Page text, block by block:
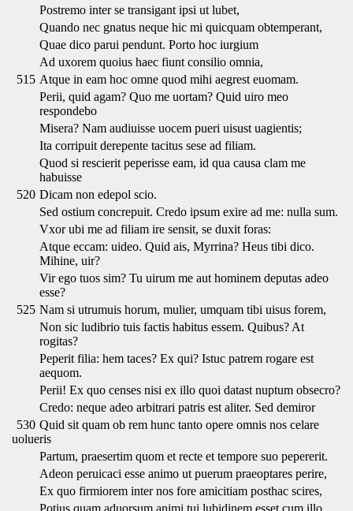
Postremo inter se transigant ipsi ut lubet,
Quando nec gnatus neque hic mi quicquam obtemperant,
Quae dico parui pendunt. Porto hoc iurgium
Ad uxorem quoius haec fiunt consilio omnia,
515 Atque in eam hoc omne quod mihi aegrest euomam.
Perii, quid agam? Quo me uortam? Quid uiro meo
respondebo
Misera? Nam audiuisse uocem pueri uisust uagientis;
Ita corripuit derepente tacitus sese ad filiam.
Quod si rescierit peperisse eam, id qua causa clam me
habuisse
520 Dicam non edepol scio.
Sed ostium concrepuit. Credo ipsum exire ad me: nulla sum.
Vxor ubi me ad filiam ire sensit, se duxit foras:
Atque eccam: uideo. Quid ais, Myrrina? Heus tibi dico.
Mihine, uir?
Vir ego tuos sim? Tu uirum me aut hominem deputas adeo
esse?
525 Nam si utrumuis horum, mulier, umquam tibi uisus forem,
Non sic ludibrio tuis factis habitus essem. Quibus? At
rogitas?
Peperit filia: hem taces? Ex qui? Istuc patrem rogare est
aequom.
Perii! Ex quo censes nisi ex illo quoi datast nuptum obsecro?
Credo: neque adeo arbitrari patris est aliter. Sed demiror
530 Quid sit quam ob rem hunc tanto opere omnis nos celare
uolueris
Partum, praesertim quom et recte et tempore suo pepererit.
Adeon peruicaci esse animo ut puerum praeoptares perire,
Ex quo firmiorem inter nos fore amicitiam posthac scires,
Potius quam aduorsum animi tui lubidinem esset cum illo